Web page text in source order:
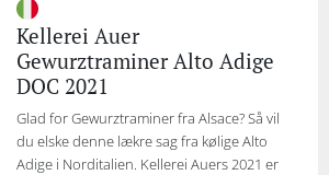
Kellerei Auer
Gewurztraminer Alto Adige
DOC 2021
Glad for Gewurztraminer fra Alsace? Så vil
du elske denne lækre sag fra kølige Alto
Adige i Norditalien. Kellerei Auers 2021 er